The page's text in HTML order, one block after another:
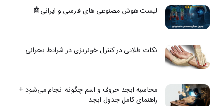
لیست هوش مصنوعی های فارسی و ایرانی🤖
نکات طلایی در کنترل خونریزی در شرایط بحرانی
محاسبه ابجد حروف و اسم چگونه انجام می‌شود +
راهنمای کامل جدول ابجد